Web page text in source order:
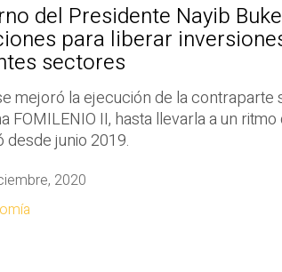
del Presidente Nayib
para liberar
sectores
mejoró la ejecución de la contraparte
FOMILENIO II, hasta llevarla a un
desde junio 2019.
2020